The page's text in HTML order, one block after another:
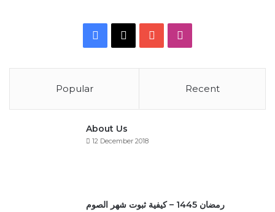
Facebook
X YouTube
Popular Recent
About Us
12 December 2018
رمضان 1445 – كيفية ثبوت شهر الصوم